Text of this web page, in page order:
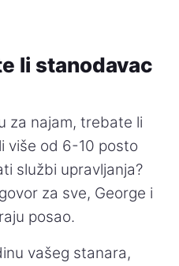
li stanodavac
za najam, trebate li
više od 6-10 posto
službi upravljanja?
za sve, George i
posao.
vašeg stanara,